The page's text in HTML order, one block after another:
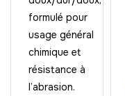
formulé pour
usage général
chimique et
résistance à
l’abrasion.